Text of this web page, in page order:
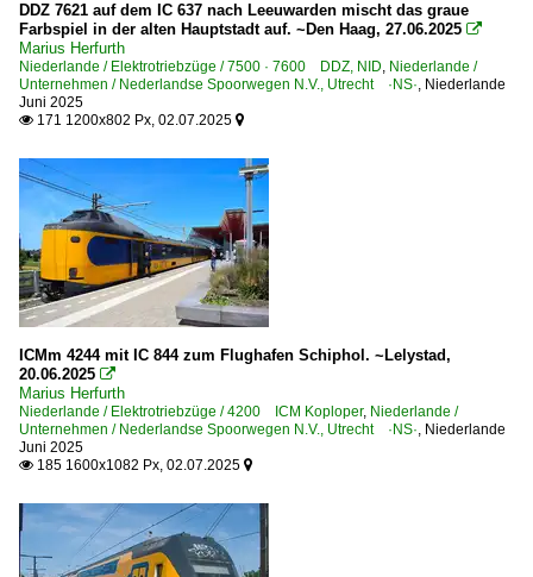
DDZ 7621 auf dem IC 637 nach Leeuwarden mischt das graue
Farbspiel in der alten Hauptstadt auf. ~Den Haag, 27.06.2025 
Marius Herfurth
Niederlande / Elektrotriebzüge / 7500 · 7600 DDZ, NID, Niederlande /
Unternehmen / Nederlandse Spoorwegen N.V., Utrecht ·NS·, Niederlande
Juni 2025
 171 1200x802 Px, 02.07.2025 
ICMm 4244 mit IC 844 zum Flughafen Schiphol. ~Lelystad,
20.06.2025 
Marius Herfurth
Niederlande / Elektrotriebzüge / 4200 ICM Koploper, Niederlande /
Unternehmen / Nederlandse Spoorwegen N.V., Utrecht ·NS·, Niederlande
Juni 2025
 185 1600x1082 Px, 02.07.2025 